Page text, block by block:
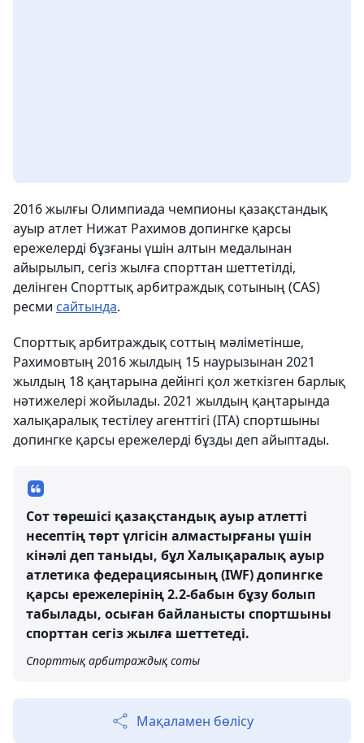
2016 жылғы Олимпиада чемпионы қазақстандық
ауыр атлет Нижат Рахимов допингке қарсы
ережелерді бұзғаны үшін алтын медалынан
айырылып, сегіз жылға спорттан шеттетілді,
делінген Спорттық арбитраждық сотының (CAS)
ресми сайтында.
Спорттық арбитраждық соттың мәліметінше,
Рахимовтың 2016 жылдың 15 наурызынан 2021
жылдың 18 қаңтарына дейінгі қол жеткізген барлық
нәтижелері жойылады. 2021 жылдың қаңтарында
халықаралық тестілеу агенттігі (ITA) спортшыны
допингке қарсы ережелерді бұзды деп айыптады.
Сот төрешісі қазақстандық ауыр атлетті
несептің төрт үлгісін алмастырғаны үшін
кінәлі деп таныды, бұл Халықаралық ауыр
атлетика федерациясының (IWF) допингке
қарсы ережелерінің 2.2-бабын бұзу болып
табылады, осыған байланысты спортшыны
спорттан сегіз жылға шеттетеді.
Спорттық арбитраждық соты
Мақаламен бөлісу